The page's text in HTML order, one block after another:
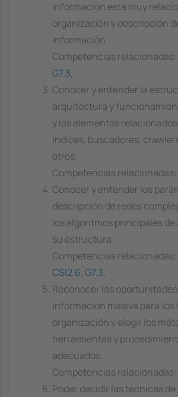
información está muy
organización y descripción
información.
Competencias relacionadas:
G7.3,
Conocer y entender la
arquitectura y
y los elementos
índices, buscadores,
otros.
Competencias relacionadas:
Conocer y entender los
descripción de redes
los algoritmos principales de
su estructura.
Competencias relacionadas:
CSI2.6, G7.3,
Reconocer las
información masiva para los
organización y elegir los
herramientas y
adecuados.
Competencias relacionadas:
Poder decidir las técnicas de